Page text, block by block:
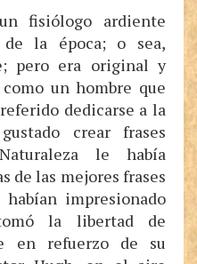
fisiólogo ardiente
la época; o sea,
pero era original y
un hombre que
dedicarse a la
crear frases
le había
de las mejores frases
impresionado
la libertad de
en refuerzo de su